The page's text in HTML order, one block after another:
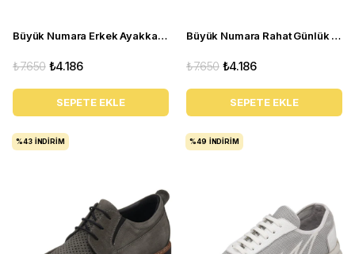
Büyük Numara Erkek Ayakkabı EU1840 SIYAH
₺4.186
₺7.650
SEPETE EKLE
Büyük Numara Rahat Günlük Erkek Ayakkabı - Eu1840 Lacivert
₺4.186
₺7.650
SEPETE EKLE
%43 İNDIRIM %49 İNDIRIM